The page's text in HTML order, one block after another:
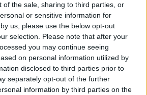
of the sale, sharing to third parties, or
or sensitive information for
us, please use the below opt-out
selection. Please note that after your
you may continue seeing
on personal information utilized by
disclosed to third parties prior to
separately opt-out of the further
information by third parties on the
Visi įrašai
įrašai